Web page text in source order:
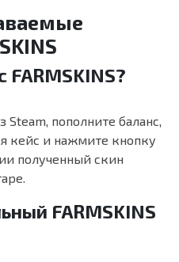
FARMSKINS?
Steam, пополните баланс,
кейс и нажмите кнопку
полученный скин
FARMSKINS